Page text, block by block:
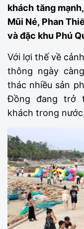
khách tăng
Mũi Né, Phan
và đặc khu Phú
Với lợi thế về
thông ngày
thác nhiều sản
Đồng đang trở
khách trong